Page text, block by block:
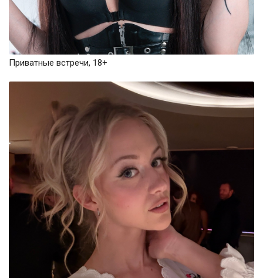
Приватные встречи, 18+